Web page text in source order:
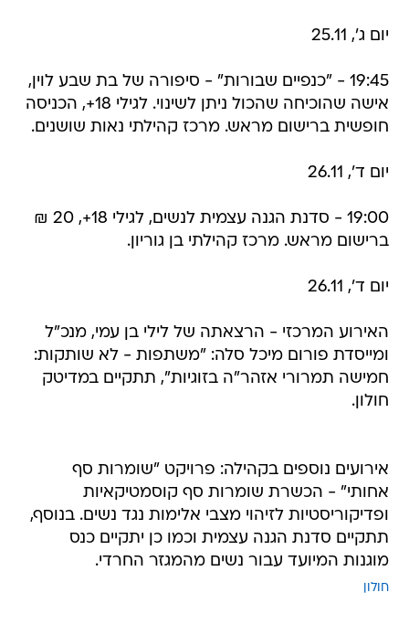
יום ג', 25.11
19:45 - "כנפיים שבורות" - סיפורה של בת שבע לוין,
אישה שהוכיחה שהכול ניתן לשינוי. לגילי 18+, הכניסה
חופשית ברישום מראש. מרכז קהילתי נאות שושנים.
יום ד', 26.11
19:00 - סדנת הגנה עצמית לנשים, לגילי 18+, 20 ₪
ברישום מראש. מרכז קהילתי בן גוריון.
יום ד', 26.11
האירוע המרכזי - הרצאתה של לילי בן עמי, מנכ"ל
ומייסדת פורום מיכל סלה: "משתפות - לא שותקות:
חמישה תמרורי אזהר"ה בזוגיות", תתקיים במדיטק
חולון.
אירועים נוספים בקהילה: פרויקט "שומרות סף
אחותי" - הכשרת שומרות סף קוסמטיקאיות
ופדיקוריסטיות לזיהוי מצבי אלימות נגד נשים. בנוסף,
תתקיים סדנת הגנה עצמית וכמו כן יתקיים כנס
מוגנות המיועד עבור נשים מהמגזר החרדי.
חולון